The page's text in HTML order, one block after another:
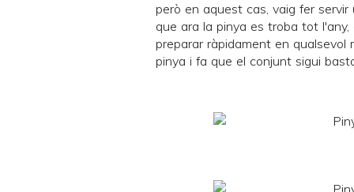
però en aquest cas, vaig fer
que ara la pinya es troba tot
preparar ràpidament en qualsevol
pinya i fa que el conjunt sigui